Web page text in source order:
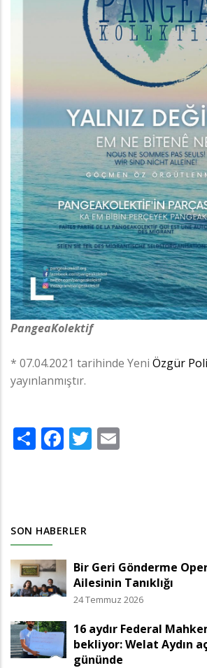
PangeaKolektif
* 07.04.2021 tarihinde Yeni Özgür
yayınlanmıştır.
ShareFacebook
Twitter
SON HABERLER
Bir Geri Gönderme
Ailesinin Tanıklığı
24 Temmuz 2026
16 aydır Federal
bekliyor: Welat Aydın
gününde